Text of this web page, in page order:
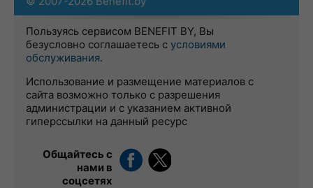
Пользуясь сервисом BENEFIT BY, Вы
безусловно соглашаетесь с условиями
обслуживания.
Использование и размещение материалов с
сайта возможно только с разрешения
администрации и с указанием активной
гиперссылки на данный ресурс
Общайтесь с
нами в
соцсетях